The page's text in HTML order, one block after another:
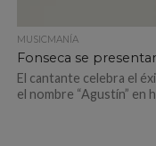
MUSICMANÍA
Fonseca se
El cantante celebra el
el nombre “Agustín” en